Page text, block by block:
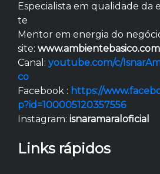
Especialista em qualidade da
te
Mentor em energia do
site:
Canal: youtube.com/c/
co
Facebook : https://
p?id=100005120357556
Instagram: isnaramaraloficial
Links rápidos